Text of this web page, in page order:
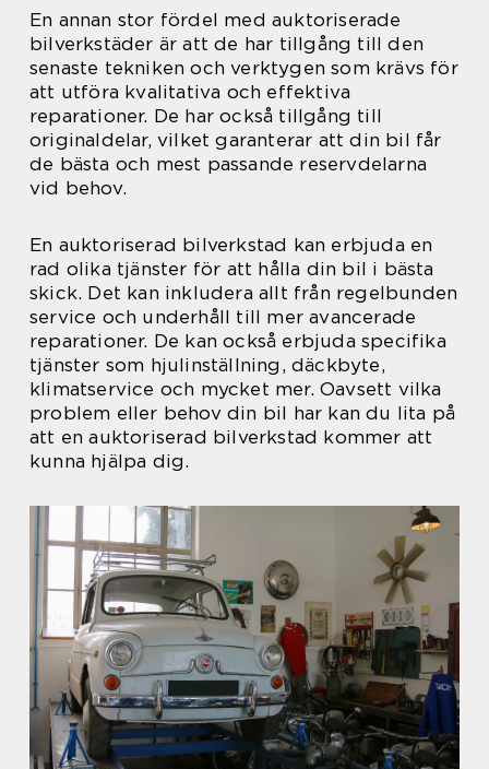
En annan stor fördel med auktoriserade
bilverkstäder är att de har tillgång till den
senaste tekniken och verktygen som krävs för
att utföra kvalitativa och effektiva
reparationer. De har också tillgång till
originaldelar, vilket garanterar att din bil får
de bästa och mest passande reservdelarna
vid behov.
En auktoriserad bilverkstad kan erbjuda en
rad olika tjänster för att hålla din bil i bästa
skick. Det kan inkludera allt från regelbunden
service och underhåll till mer avancerade
reparationer. De kan också erbjuda specifika
tjänster som hjulinställning, däckbyte,
klimatservice och mycket mer. Oavsett vilka
problem eller behov din bil har kan du lita på
att en auktoriserad bilverkstad kommer att
kunna hjälpa dig.